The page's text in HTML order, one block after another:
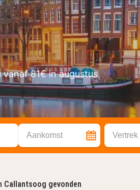
vanaf 81€ in augustus
Aankomst Vertrek
Callantsoog gevonden